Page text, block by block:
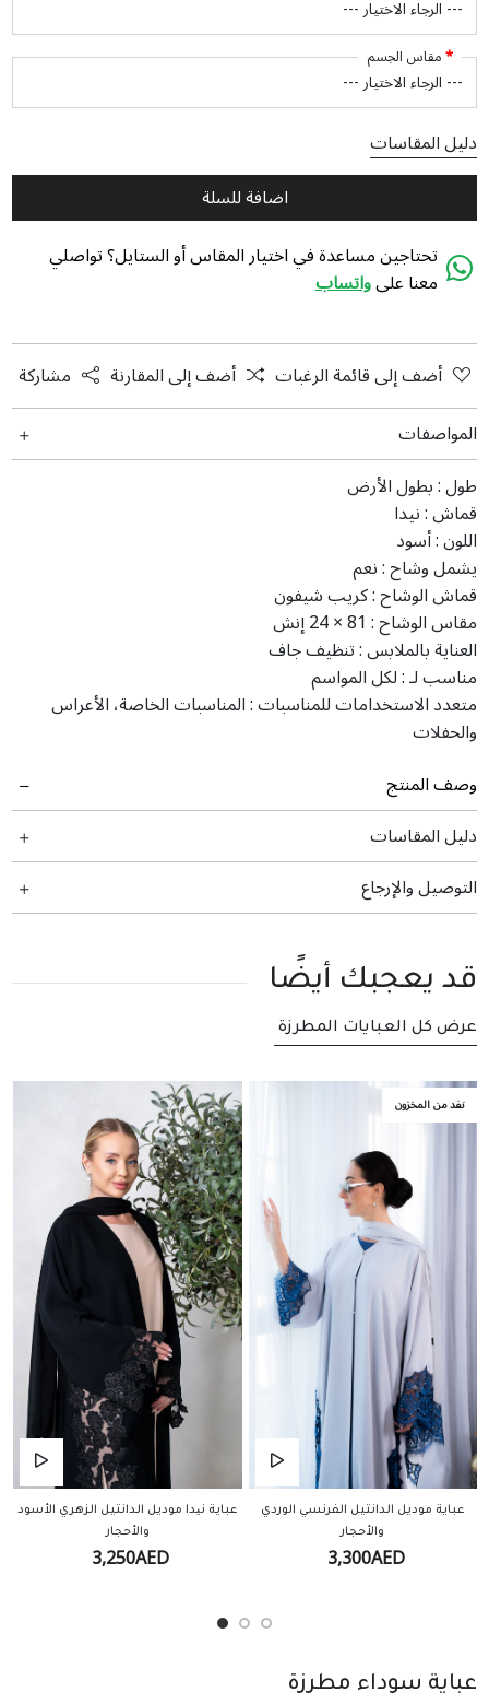
مقاس الجسم
دليل المقاسات
اضافة للسلة
تحتاجين مساعدة في اختيار المقاس أو الستايل؟ تواصلي
معنا علىواتساب
أضف إلى قائمة الرغبات أضف إلى المقارنة
مشاركة
المواصفات
طول :بطول الأرض
قماش :نيدا
اللون :أسود
يشمل وشاح :نعم
قماش الوشاح :كريب شيفون
مقاس الوشاح :‎24 × 81 إنش
العناية بالملابس :تنظيف جاف
مناسب لـ :لكل المواسم
متعدد الاستخدامات للمناسبات :المناسبات الخاصة، الأعراس
والحفلات
وصف المنتج
دليل المقاسات
التوصيل والإرجاع
قد يعجبك أيضًا
عرض كل العبايات المطرزة
عباية نیدا موديل الدانتيل الزهري الأسود
والأحجار
3,250AED
نفد من المخزون
عباية موديل الدانتيل الفرنسي الوردي
والأحجار
3,300AED
عباية سوداء مطرزة